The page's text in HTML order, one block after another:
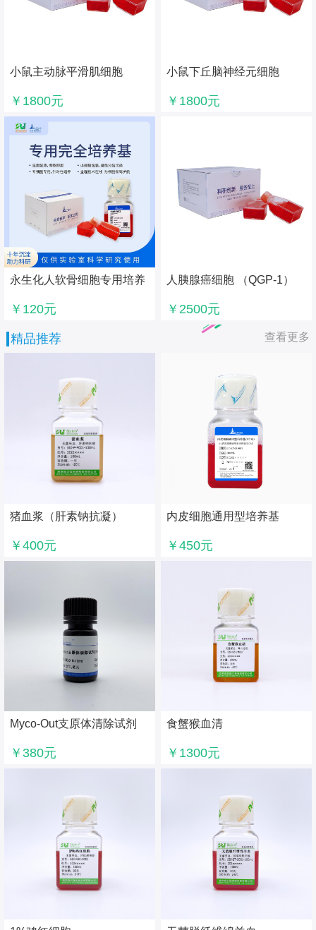
小鼠下丘脑神经元细胞
￥1800元
小鼠主动脉平滑肌细胞
￥1800元
人胰腺癌细胞 （QGP-1）
￥2500元
永生化人软骨细胞专用培养
￥120元
精品推荐 查看更多
内皮细胞通用型培养基
￥450元
猪血浆（肝素钠抗凝）
￥400元
食蟹猴血清
￥1300元
Myco-Out支原体清除试剂
￥380元